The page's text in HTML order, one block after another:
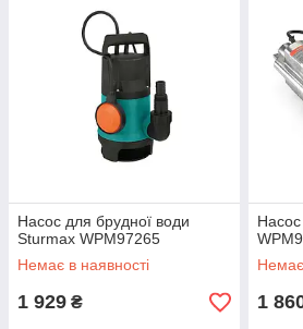
Насос для брудної води
Sturmax WPM97265
Немає в наявності
1 929 ₴
Насос
Немає
1